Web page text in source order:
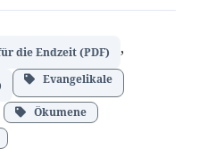
die Endzeit (PDF) ,
Evangelikale
Ökumene